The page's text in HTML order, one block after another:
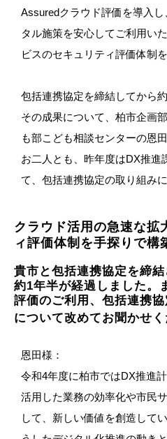
Assuredクラウド評価を導入
タル施策を安心してご利用い
ビスのセキュリティ評価体制
包括連携協定を締結してから
その成果について、柏市企画
も部こども相談センターの恩
お二人とも、昨年度はDX推進
て、包括連携協定の取り組み
クラウド活用の急速な拡
ィ評価体制を手探りで構
貴市と包括連携協定を締
約1年半が経過しました。
評価のご利用、包括連携
について改めてお聞かせく
恩田様：
令和4年度に柏市ではDX推進
活用した業務の効率化や市民
して、新しい価値を創造して